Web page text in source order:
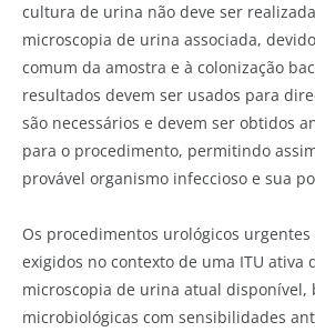
cultura de urina não deve ser
microscopia de urina associada,
comum da amostra e à colonização
resultados devem ser usados para
são necessários e devem ser obtidos
para o procedimento, permitindo
provável organismo infeccioso e sua
Os procedimentos urológicos
exigidos no contexto de uma ITU ativa
microscopia de urina atual disponível,
microbiológicas com sensibilidades